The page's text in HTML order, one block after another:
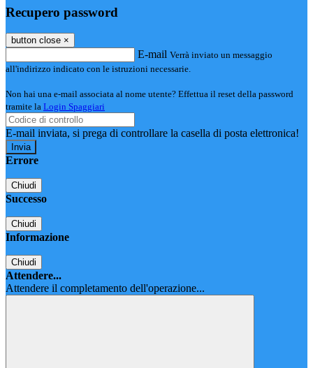
Recupero password
button close ×
E-mail Verrà inviato un messaggio
all'indirizzo indicato con le istruzioni necessarie.
Non hai una e-mail associata al nome utente? Effettua il reset della password
tramite la Login Spaggiari
E-mail inviata, si prega di controllare la casella di posta elettronica!
Errore
Chiudi
Successo
Chiudi
Informazione
Chiudi
Attendere...
Attendere il completamento dell'operazione...